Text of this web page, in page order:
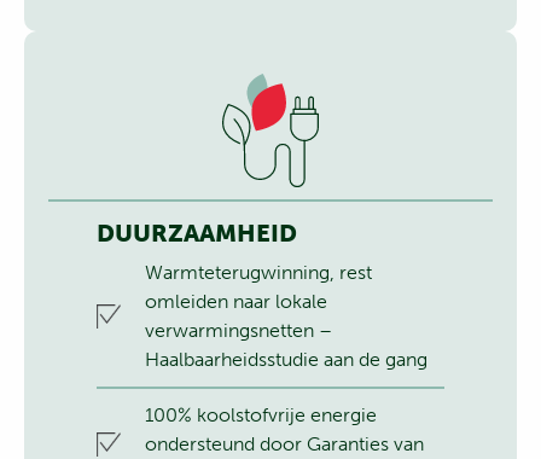
DUURZAAMHEID
Warmteterugwinning, rest
omleiden naar lokale
verwarmingsnetten –
Haalbaarheidsstudie aan de gang
100% koolstofvrije energie
ondersteund door Garanties van